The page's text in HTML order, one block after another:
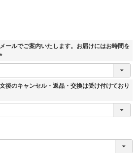
ールでご案内いたします。お届けにはお時間を
(
須後のキャンセル・返品・交換は受け付けており